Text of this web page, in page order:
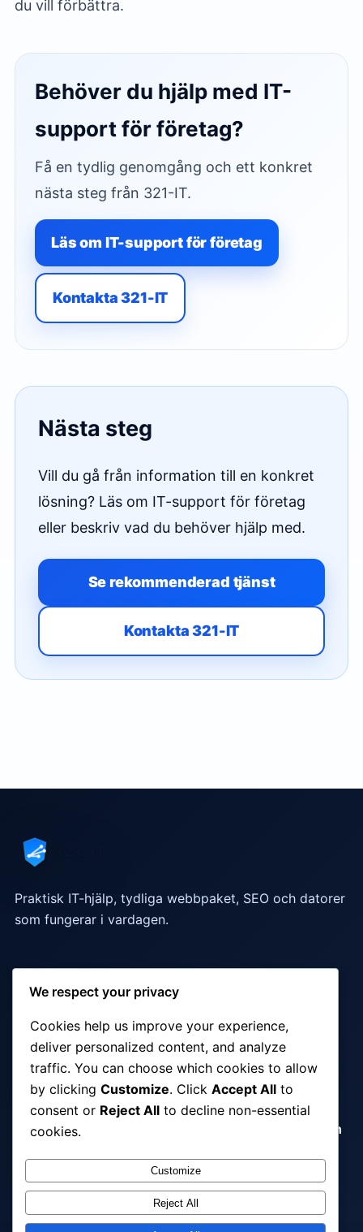
du vill förbättra.
Behöver du hjälp med IT-
support för företag?
Få en tydlig genomgång och ett konkret
nästa steg från 321-IT.
Läs om IT-support för företag
Kontakta 321-IT
Nästa steg
Vill du gå från information till en konkret
lösning? Läs om IT-support för företag
eller beskriv vad du behöver hjälp med.
Se rekommenderad tjänst
Kontakta 321-IT
Praktisk IT-hjälp, tydliga webbpaket, SEO och datorer
som fungerar i vardagen.
Webbhosting cPanel·FAQ · Kontakt
Populära tjänster
IT Support Malmö
Webbdesign
Webbdesign referenser
We respect your privacy
Cookies help us improve your experience,
deliver personalized content, and analyze
traffic. You can choose which cookies to allow
by clicking Customize. Click Accept All to
consent or Reject All to decline non-essential
cookies.
Customize
Reject All